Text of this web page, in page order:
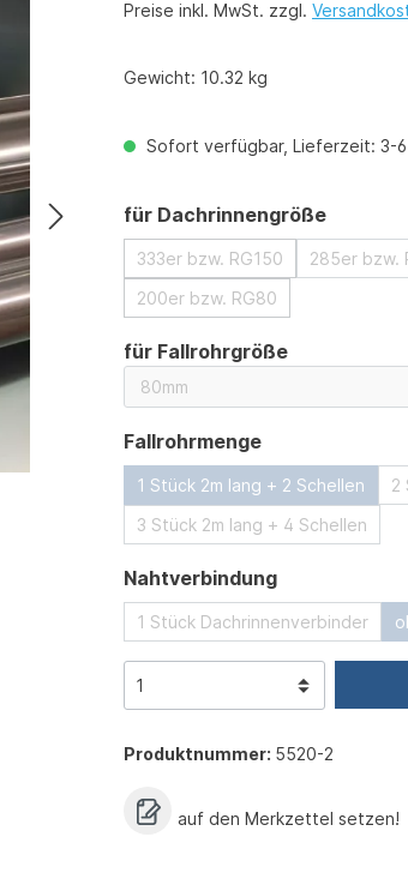
Preise inkl. MwSt. zzgl.
Gewicht: 10.32 kg
Sofort verfügbar, Lieferzeit: 3-
für Dachrinnengröße
333er bzw. RG150 285er bzw.
200er bzw. RG80
für Fallrohrgrößeauswählen
Fallrohrmengeauswählen
1 Stück 2m lang + 2 Schellen
2
3 Stück 2m lang + 4 Schellen
Nahtverbindungauswählen
1 Stück Dachrinnenverbinder
Produktnummer: 5520-2
auf den Merkzettel setzen!